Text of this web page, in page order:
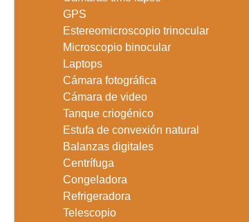
GPS
Estereomicroscopio trinocular
Microscopio binocular
Laptops
Cámara fotográfica
Cámara de video
Tanque criogénico
Estufa de convexión natural
Balanzas digitales
Centrífuga
Congeladora
Refrigeradora
Telescopio